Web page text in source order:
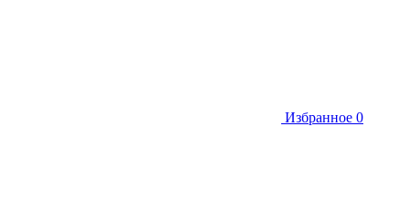
Избранное 0